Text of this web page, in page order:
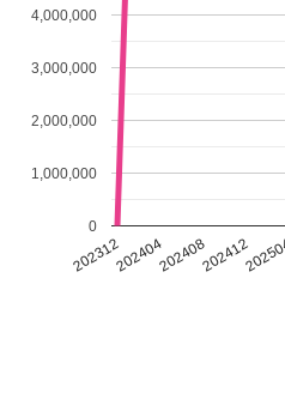
202312202404202408202412
0
1,000,000
2,000,000
3,000,000
4,000,000